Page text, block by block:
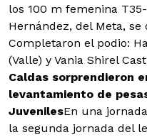
los 100 m femenina
Hernández, del Meta,
Completaron el podio:
(Valle) y Vania Shirel
Caldas sorprendieron
levantamiento de
JuvenilesEn una
la segunda jornada del